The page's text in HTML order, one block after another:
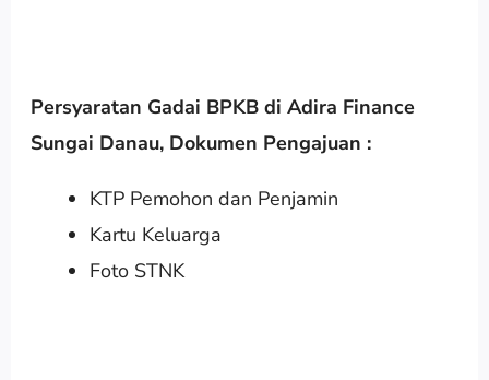
Persyaratan Gadai BPKB di Adira Finance
Sungai Danau, Dokumen Pengajuan :
KTP Pemohon dan Penjamin
Kartu Keluarga
Foto STNK